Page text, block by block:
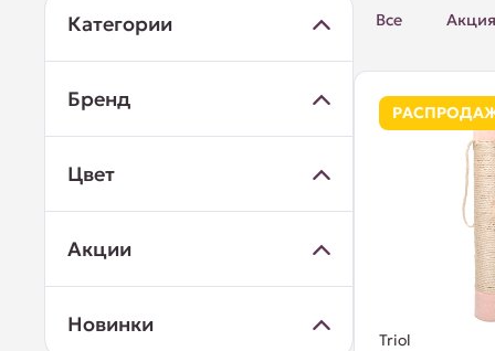
Категории
Бренд
Цвет
Акции
Новинки
Все
Triol